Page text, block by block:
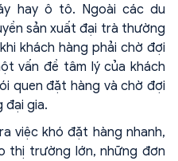
hay ô tô. Ngoài các du
sản xuất đại trà thường
khách hàng phải chờ đợi
vấn đề tâm lý của khách
quen đặt hàng và chờ đợi
đại gia.
việc khó đặt hàng nhanh,
thị trường lớn, những đơn